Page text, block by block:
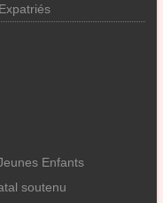
Enfants
soutenu